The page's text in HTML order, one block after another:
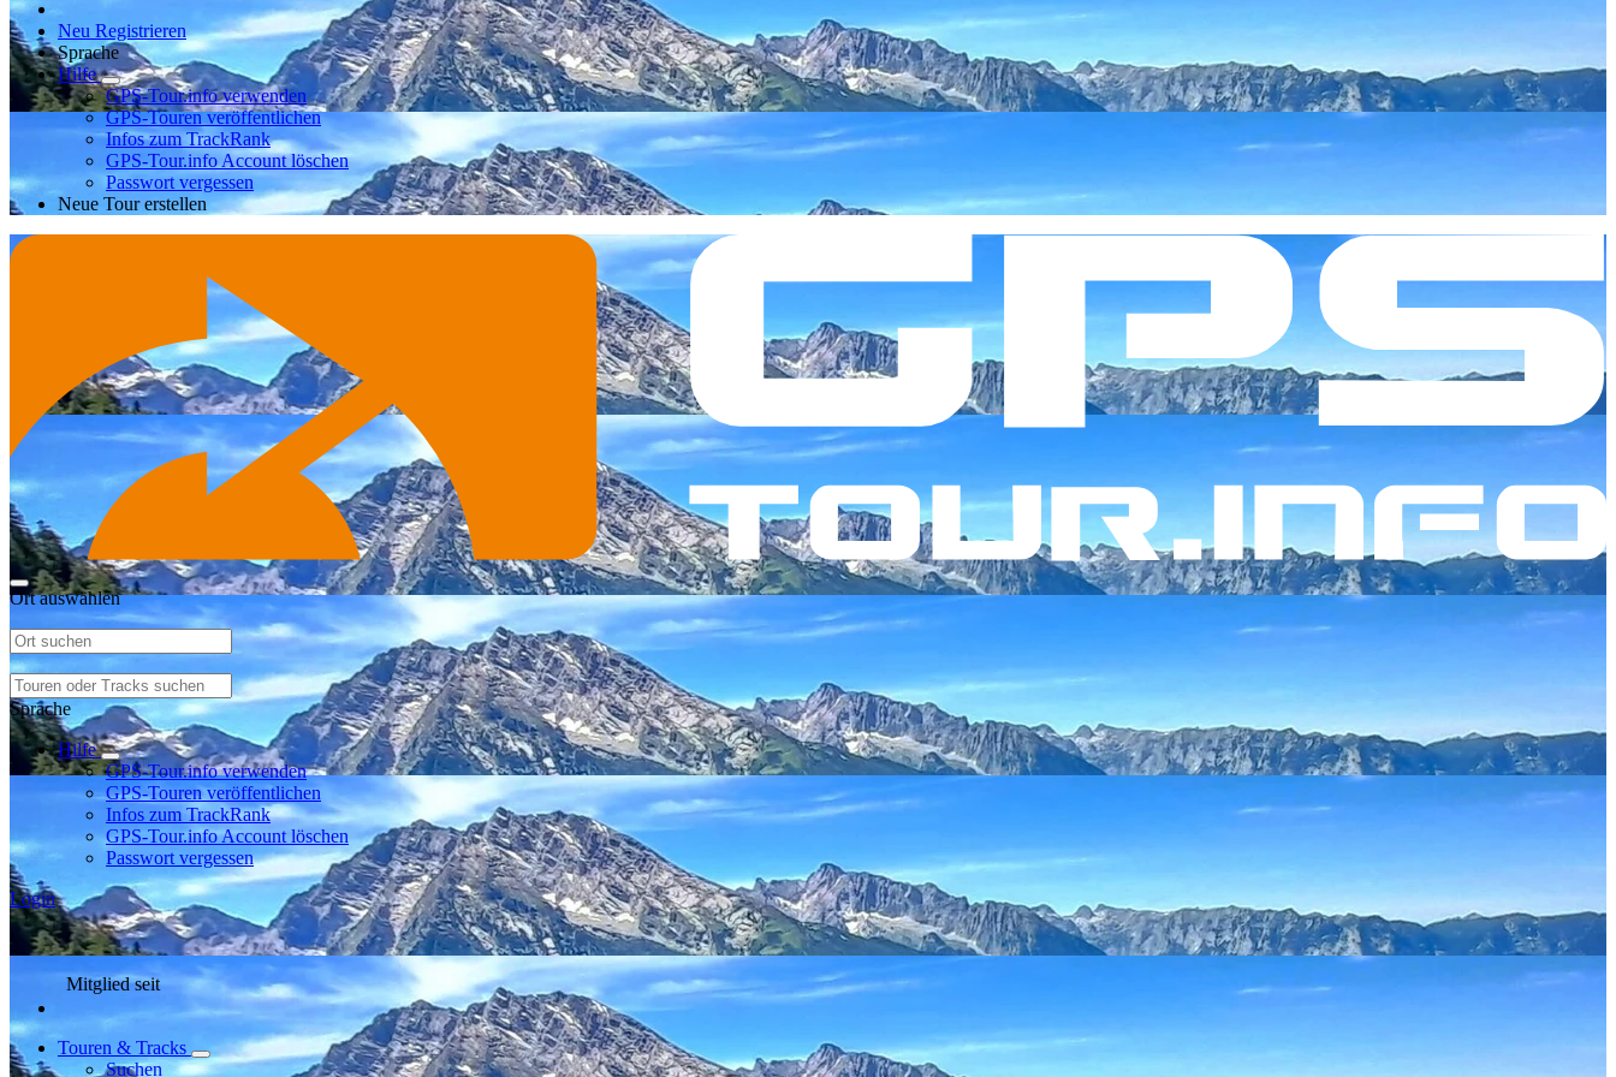
Neu Registrieren
Sprache
Hilfe
GPS-Tour.info verwenden
GPS-Touren veröffentlichen
Infos zum TrackRank
GPS-Tour.info Account löschen
Passwort vergessen
Neue Tour erstellen
Ort auswählen
Sprache
Hilfe
GPS-Tour.info verwenden
GPS-Touren veröffentlichen
Infos zum TrackRank
GPS-Tour.info Account löschen
Passwort vergessen
Login
Mitglied seit
Touren & Tracks
Suchen